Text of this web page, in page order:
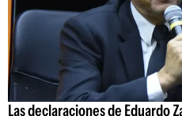
Las declaraciones de Eduardo